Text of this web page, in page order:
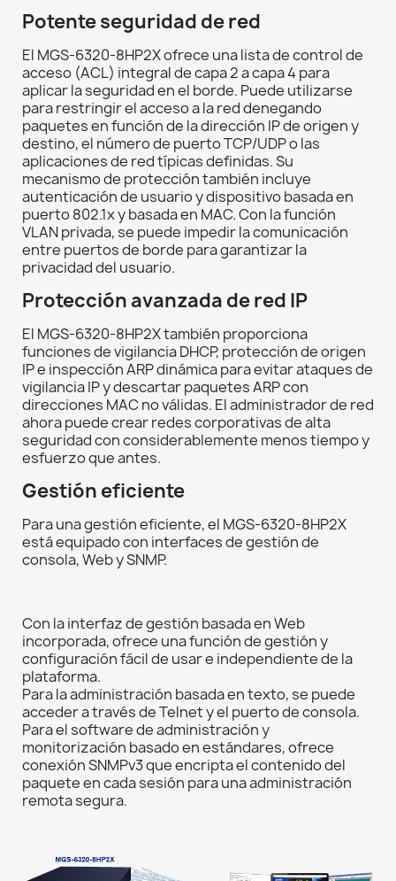
Potente seguridad de red
El MGS-6320-8HP2X ofrece una lista de control de
acceso (ACL) integral de capa 2 a capa 4 para
aplicar la seguridad en el borde. Puede utilizarse
para restringir el acceso a la red denegando
paquetes en función de la dirección IP de origen y
destino, el número de puerto TCP/UDP o las
aplicaciones de red típicas definidas. Su
mecanismo de protección también incluye
autenticación de usuario y dispositivo basada en
puerto 802.1x y basada en MAC. Con la función
VLAN privada, se puede impedir la comunicación
entre puertos de borde para garantizar la
privacidad del usuario.
Protección avanzada de red IP
El MGS-6320-8HP2X también proporciona
funciones de vigilancia DHCP, protección de origen
IP e inspección ARP dinámica para evitar ataques de
vigilancia IP y descartar paquetes ARP con
direcciones MAC no válidas. El administrador de red
ahora puede crear redes corporativas de alta
seguridad con considerablemente menos tiempo y
esfuerzo que antes.
Gestión eficiente
Para una gestión eficiente, el MGS-6320-8HP2X
está equipado con interfaces de gestión de
consola, Web y SNMP.
Con la interfaz de gestión basada en Web
incorporada, ofrece una función de gestión y
configuración fácil de usar e independiente de la
plataforma.
Para la administración basada en texto, se puede
acceder a través de Telnet y el puerto de consola.
Para el software de administración y
monitorización basado en estándares, ofrece
conexión SNMPv3 que encripta el contenido del
paquete en cada sesión para una administración
remota segura.